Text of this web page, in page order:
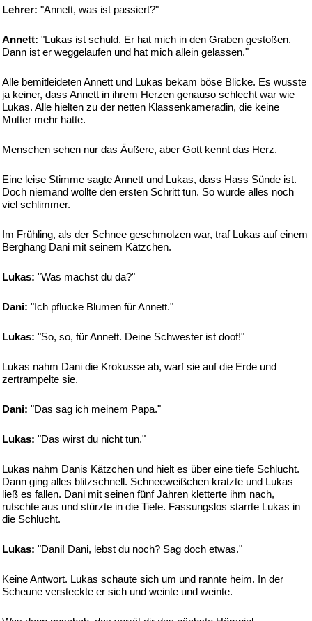
Lehrer: "Annett, was ist passiert?"
Annett: "Lukas ist schuld. Er hat mich in den Graben gestoßen.
Dann ist er weggelaufen und hat mich allein gelassen."
Alle bemitleideten Annett und Lukas bekam böse Blicke. Es wusste
ja keiner, dass Annett in ihrem Herzen genauso schlecht war wie
Lukas. Alle hielten zu der netten Klassenkameradin, die keine
Mutter mehr hatte.
Menschen sehen nur das Äußere, aber Gott kennt das Herz.
Eine leise Stimme sagte Annett und Lukas, dass Hass Sünde ist.
Doch niemand wollte den ersten Schritt tun. So wurde alles noch
viel schlimmer.
Im Frühling, als der Schnee geschmolzen war, traf Lukas auf einem
Berghang Dani mit seinem Kätzchen.
Lukas: "Was machst du da?"
Dani: "Ich pflücke Blumen für Annett."
Lukas: "So, so, für Annett. Deine Schwester ist doof!"
Lukas nahm Dani die Krokusse ab, warf sie auf die Erde und
zertrampelte sie.
Dani: "Das sag ich meinem Papa."
Lukas: "Das wirst du nicht tun."
Lukas nahm Danis Kätzchen und hielt es über eine tiefe Schlucht.
Dann ging alles blitzschnell. Schneeweißchen kratzte und Lukas
ließ es fallen. Dani mit seinen fünf Jahren kletterte ihm nach,
rutschte aus und stürzte in die Tiefe. Fassungslos starrte Lukas in
die Schlucht.
Lukas: "Dani! Dani, lebst du noch? Sag doch etwas."
Keine Antwort. Lukas schaute sich um und rannte heim. In der
Scheune versteckte er sich und weinte und weinte.